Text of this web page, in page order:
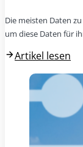
Die meisten Daten
um diese Daten für
Artikel lesen